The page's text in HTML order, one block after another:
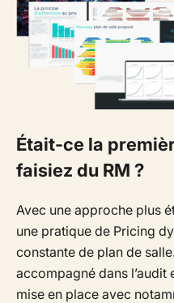
Était-ce la
faisiez du RM ?
Avec une approche plus
une pratique de Pricing
constante de plan de
accompagné dans
mise en place avec